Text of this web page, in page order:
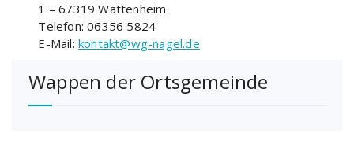
1 – 67319 Wattenheim
Telefon: 06356 5824
E-Mail:kontakt@wg-nagel.de
Wappen der Ortsgemeinde